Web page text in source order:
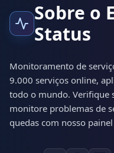
Sobre o
Status
Monitoramento de
9.000 serviços online,
todo o mundo. Verifique
monitore problemas de
quedas com nosso